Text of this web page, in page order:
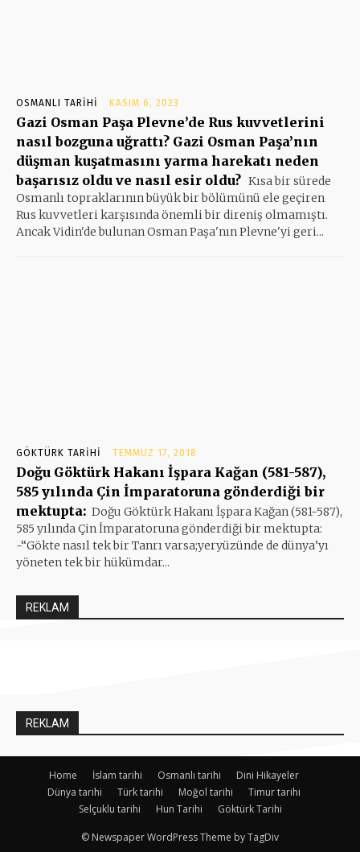
OSMANLI TARIHI KASIM 6, 2023
Gazi Osman Paşa Plevne’de Rus kuvvetlerini
nasıl bozguna uğrattı? Gazi Osman Paşa’nın
düşman kuşatmasını yarma harekatı neden
başarısız oldu ve nasıl esir oldu? Kısa bir sürede
Osmanlı topraklarının büyük bir bölümünü ele geçiren
Rus kuvvetleri karşısında önemli bir direniş olmamıştı.
Ancak Vidin'de bulunan Osman Paşa'nın Plevne'yi geri...
GÖKTÜRK TARIHI TEMMUZ 17, 2018
Doğu Göktürk Hakanı İşpara Kağan (581-587),
585 yılında Çin İmparatoruna gönderdiği bir
mektupta: Doğu Göktürk Hakanı İşpara Kağan (581-587),
585 yılında Çin İmparatoruna gönderdiği bir mektupta:
-“Gökte nasıl tek bir Tanrı varsa;yeryüzünde de dünya’yı
yöneten tek bir hükümdar...
REKLAM
REKLAM
Home İslam tarihi Osmanlı tarihi
Dini Hikayeler
Dünya tarihi
Türk tarihi Moğol tarihi
Timur tarihi
Selçuklu tarihi
Hun Tarihi Göktürk Tarihi
© Newspaper WordPress Theme by TagDiv